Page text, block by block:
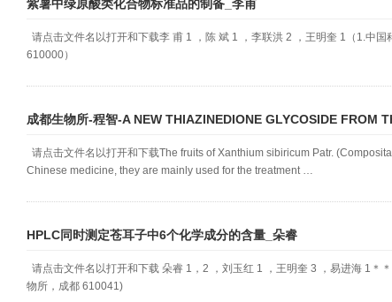
紫薯中绿原酸类化合物标准品的制备_李甫
请点击文件名以打开和下载李 甫 1 ，陈 斌 1 ，李联洪 2 ，王明奎 1（1.中
610000）
成都生物所-程智-A NEW THIAZINEDIONE GLYCOSIDE FROM
请点击文件名以打开和下载The fruits of Xanthium sibiricum Patr.
Chinese medicine, they are mainly used for the treatment …
HPLC同时测定苍耳子中6个化学成分的含量_朵睿
请点击文件名以打开和下载 朵睿 1，2 ，刘玉红 1 ，王明奎 3 ，易进海 1
物所，成都 610041)